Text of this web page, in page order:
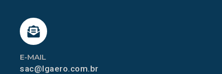
E-MAIL
sac@lgaero.com.br